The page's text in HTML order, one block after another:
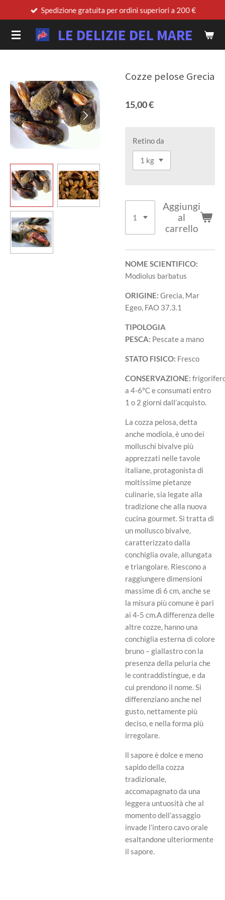
al
contenuto
LE DELIZIE DEL MARE
Spedizione gratuita per ordini superiori a 200 €
Cozze pelose Grecia
15,00 €
Retino da
Aggiungi
al
carrello
NOME SCIENTIFICO:
Modiolus barbatus
ORIGINE: Grecia, Mar
Egeo, FAO 37.3.1
TIPOLOGIA
PESCA: Pescate a mano
STATO FISICO: Fresco
CONSERVAZIONE:
a 4-6°C e consumati entro
1 o 2 giorni dall’acquisto.
La cozza pelosa, detta
anche modiola, è uno dei
molluschi bivalve più
apprezzati nelle tavole
italiane, protagonista di
moltissime pietanze
culinarie, sia legate alla
tradizione che alla nuova
cucina gourmet. Si tratta di
un mollusco bivalve,
caratterizzato dalla
conchiglia ovale, allungata
e triangolare. Riescono a
raggiungere dimensioni
massime di 6 cm, anche se
la misura più comune è pari
ai 4-5 cm.A differenza delle
altre cozze, hanno una
conchiglia esterna di colore
bruno – giallastro con la
presenza della peluria che
le contraddistingue, e da
cui prendono il nome. Si
differenziano anche nel
gusto, nettamente più
deciso, e nella forma più
irregolare.
ll sapore è dolce e meno
sapido della cozza
tradizionale,
accomapagnato da una
leggera untuosità che al
momento dell’assaggio
invade l’intero cavo orale
esaltandone ulteriormente
il sapore.